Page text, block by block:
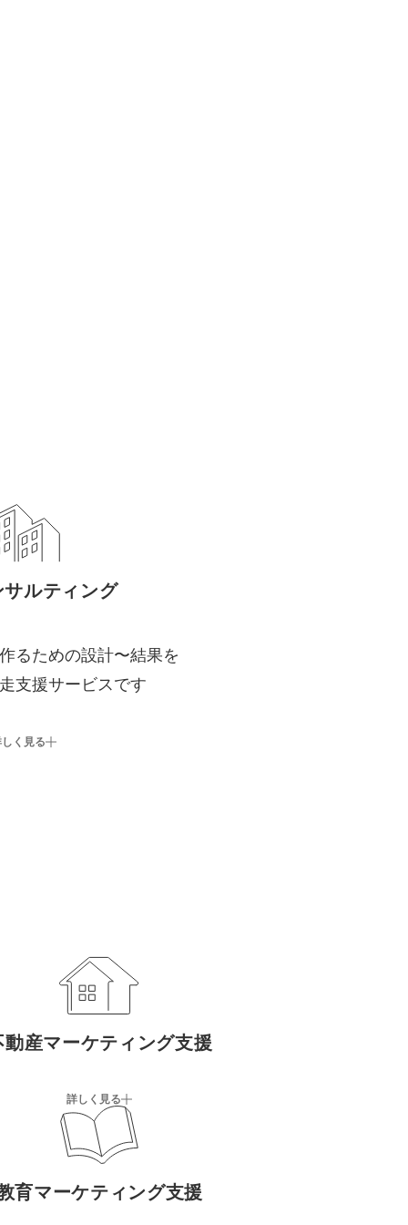
ルティング
るための設計〜結果を
支援サービスです
く見る
動産マーケティング支援
詳しく見る
育マーケティング支援